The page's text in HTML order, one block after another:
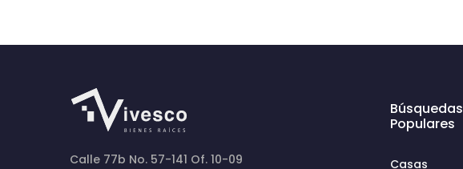
Calle 77b No. 57-141 Of. 10-09
Búsquedas
Populares
Casas